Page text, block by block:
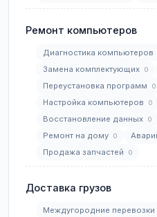
Ремонт компьютеров
Диагностика компьютеров
Замена комплектующих 0
Переустановка программ 0
Настройка компьютеров 0
Восстановление данных 0
Ремонт на дому 0
Продажа запчастей 0
Доставка грузов
Междугородние перевозки